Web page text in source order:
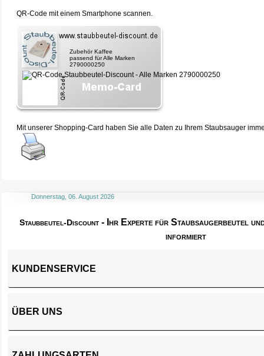
QR-Code mit einem Smartphone scannen.
Zubehör Kaffee
passend für Alle Marken
2790000250
Mit unserer Shopping-Card haben Sie alle Daten zu Ihrem Staubsauger
Donnerstag, 06. August 2026
Staubbeutel-Discount - Ihr Experte für Staubsaugerbeutel
informiert
KUNDENSERVICE
ÜBER UNS